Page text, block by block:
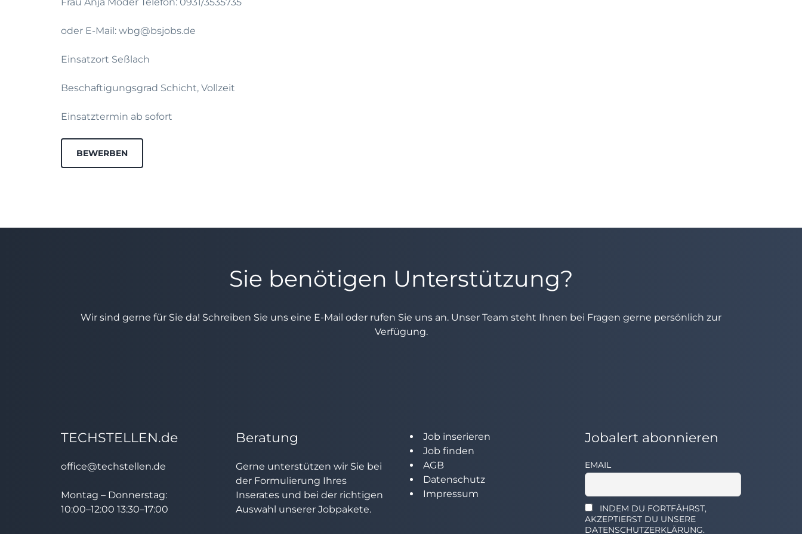
oder E-Mail: wbg@bsjobs.de
Einsatzort Seßlach
Beschaftigungsgrad Schicht, Vollzeit
Einsatztermin ab sofort
BEWERBEN
Sie benötigen Unterstützung?
Wir sind gerne für Sie da! Schreiben Sie uns eine E-Mail oder rufen Sie uns an. Unser Team steht Ihnen bei Fragen gerne persönlich zur
Verfügung.
TECHSTELLEN.de
office@techstellen.de
Montag – Donnerstag:
10:00–12:00 13:30–17:00
Beratung
Gerne unterstützen wir Sie bei
der Formulierung Ihres
Inserates und bei der richtigen
Auswahl unserer Jobpakete.
Job inserieren
Job finden
AGB
Datenschutz
Impressum
Jobalert abonnieren
EMAIL
INDEM DU FORTFÄHRST,
AKZEPTIERST DU UNSERE
DATENSCHUTZERKLÄRUNG.